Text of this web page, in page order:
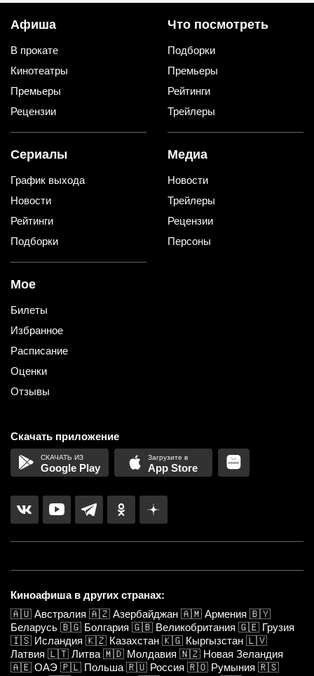
Афиша
В прокате
Кинотеатры
Премьеры
Рецензии
Что посмотреть
Подборки
Премьеры
Рейтинги
Трейлеры
Сериалы
График выхода
Новости
Рейтинги
Подборки
Медиа
Новости
Трейлеры
Рецензии
Персоны
Мое
Билеты
Избранное
Расписание
Оценки
Отзывы
Скачать приложение
Google Play App Store
Киноафиша в других странах:
🇦🇺 Австралия 🇦🇿 Азербайджан 🇦🇲 Армения 🇧🇾
Беларусь 🇧🇬 Болгария 🇬🇧 Великобритания 🇬🇪 Грузия
🇮🇸 Исландия 🇰🇿 Казахстан 🇰🇬 Кыргызстан 🇱🇻
Латвия 🇱🇹 Литва 🇲🇩 Молдавия 🇳🇿 Новая Зеландия
🇦🇪 ОАЭ 🇵🇱 Польша 🇷🇺 Россия 🇷🇴 Румыния 🇷🇸